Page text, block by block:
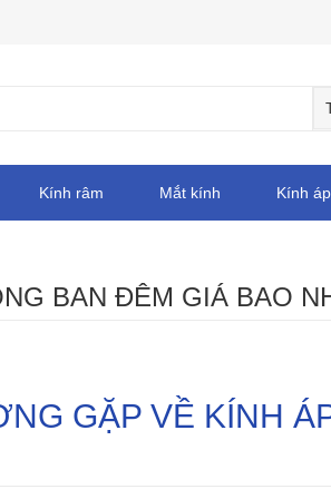
Kính râm Mắt kính Kính
BAN ĐÊM GIÁ BAO
GẶP VỀ KÍNH